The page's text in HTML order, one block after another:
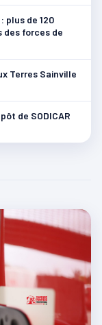
plus de 120
forces de
Terres Sainville
de SODICAR